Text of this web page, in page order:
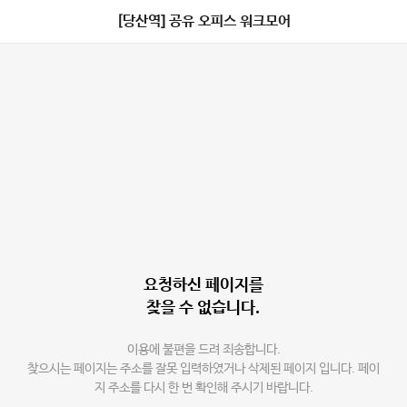
[당산역] 공유 오피스 워크모어
요청하신 페이지를
찾을 수 없습니다.
이용에 불편을 드려 죄송합니다.
찾으시는 페이지는 주소를 잘못 입력하였거나 삭제된 페이지 입니다. 페이
지 주소를 다시 한 번 확인해 주시기 바랍니다.